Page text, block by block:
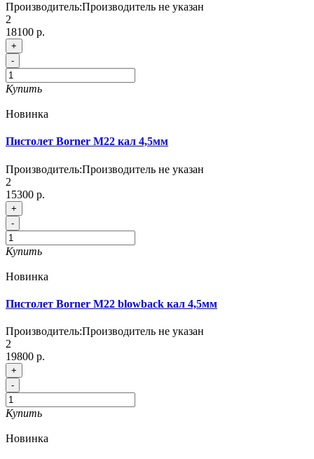
Производитель:Производитель не указан
2
18100 р.
+
-
Купить
Новинка
Пистолет Borner M22 кал 4,5мм
Производитель:Производитель не указан
2
15300 р.
+
-
Купить
Новинка
Пистолет Borner M22 blowback кал 4,5мм
Производитель:Производитель не указан
2
19800 р.
+
-
Купить
Новинка